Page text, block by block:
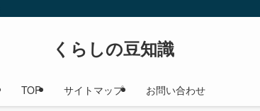
くらしの豆知識
TOP サイトマップ お問い合わせ